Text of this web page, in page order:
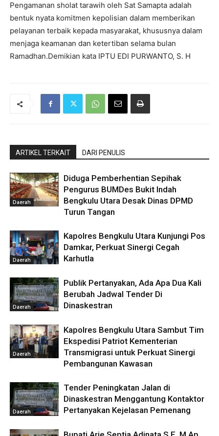
Pengamanan sholat tarawih oleh Sat Samapta adalah
bentuk nyata komitmen kepolisian dalam memberikan
pelayanan terbaik kepada masyarakat, khususnya dalam
menjaga keamanan dan ketertiban selama bulan
Ramadhan.Demikian kata IPTU EDI PURWANTO, S. H
ARTIKEL TERKAIT DARI PENULIS
Daerah
Diduga Pemberhentian Sepihak
Pengurus BUMDes Bukit Indah
Bengkulu Utara Desak Dinas DPMD
Turun Tangan
Daerah
Kapolres Bengkulu Utara Kunjungi Pos
Damkar, Perkuat Sinergi Cegah
Karhutla
Daerah
Publik Pertanyakan, Ada Apa Dua Kali
Berubah Jadwal Tender Di
Dinaskestran
Daerah
Kapolres Bengkulu Utara Sambut Tim
Ekspedisi Patriot Kementerian
Transmigrasi untuk Perkuat Sinergi
Pembangunan Kawasan
Daerah
Tender Peningkatan Jalan di
Dinaskestran Menggantung Kontaktor
Pertanyakan Kejelasan Pemenang